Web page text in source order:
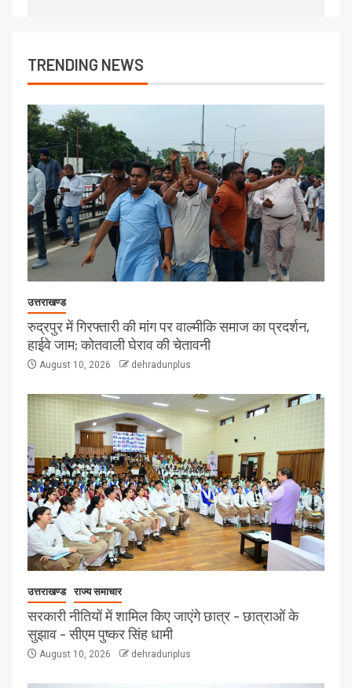
TRENDING NEWS
उत्तराखण्ड
रुद्रपुर में गिरफ्तारी की मांग पर वाल्मीकि समाज का प्रदर्शन,
हाईवे जाम; कोतवाली घेराव की चेतावनी
August 10, 2026 dehradunplus
उत्तराखण्ड राज्य समाचार
सरकारी नीतियों में शामिल किए जाएंगे छात्र – छात्राओं के
सुझाव – सीएम पुष्कर सिंह धामी
August 10, 2026 dehradunplus